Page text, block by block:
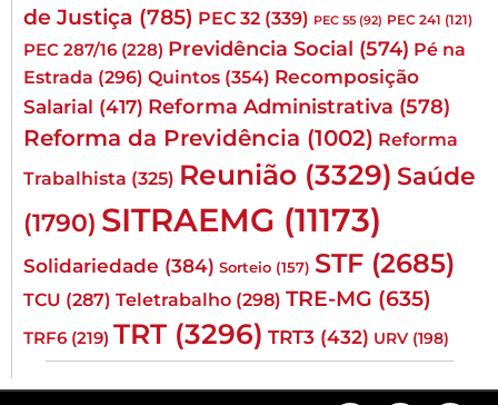
de Justiça (785) PEC 32 (339) PEC 55 (92) PEC 241 (121)
PEC 287/16 (228) Previdência Social (574) Pé na
Estrada (296) Quintos (354) Recomposição
Salarial (417) Reforma Administrativa (578)
Reforma da Previdência (1002) Reforma
Trabalhista (325) Reunião (3329) Saúde
(1790) SITRAEMG (11173)
Solidariedade (384) Sorteio (157) STF (2685)
TCU (287) Teletrabalho (298) TRE-MG (635)
TRF6 (219) TRT (3296) TRT3 (432) URV (198)